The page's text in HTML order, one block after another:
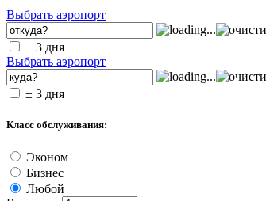
Выбрать аэропорт
± 3 дня
Выбрать аэропорт
± 3 дня
Класс обслуживания:
Эконом
Бизнес
Любой